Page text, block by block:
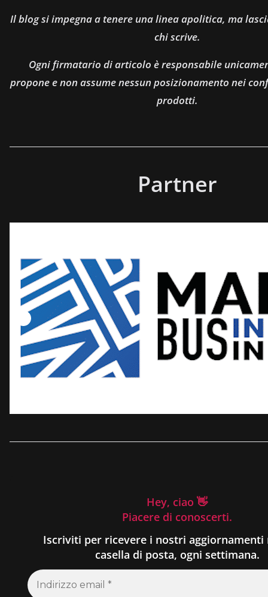
Il blog si impegna a tenere una linea apolitica, ma
chi scrive.
Ogni firmatario di articolo è responsabile
propone e non assume nessun posizionamento nei
prodotti.
Partner
Hey, ciao 👋
Piacere di conoscerti.
Iscriviti per ricevere i nostri aggiornamenti
casella di posta, ogni settimana.